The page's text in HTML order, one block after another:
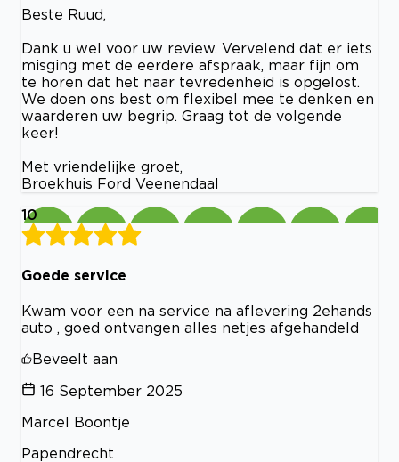
Beste Ruud,
Dank u wel voor uw review. Vervelend dat er iets
misging met de eerdere afspraak, maar fijn om
te horen dat het naar tevredenheid is opgelost.
We doen ons best om flexibel mee te denken en
waarderen uw begrip. Graag tot de volgende
keer!
Met vriendelijke groet,
Broekhuis Ford Veenendaal
10
Goede service
Kwam voor een na service na aflevering 2ehands
auto , goed ontvangen alles netjes afgehandeld
Beveelt aan
16 September 2025
Marcel Boontje
Papendrecht